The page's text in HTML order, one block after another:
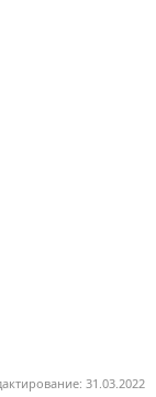
31.03.2022